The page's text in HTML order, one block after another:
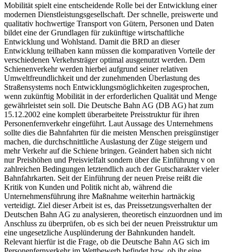
Mobilität spielt eine entscheidende Rolle bei der Entwicklung einer
modernen Dienstleistungsgesellschaft. Der schnelle, preiswerte und
qualitativ hochwertige Transport von Gütern, Personen und Daten
bildet eine der Grundlagen für zukünftige wirtschaftliche
Entwicklung und Wohlstand. Damit die BRD an dieser
Entwicklung teilhaben kann müssen die komparativen Vorteile der
verschiedenen Verkehrsträger optimal ausgenutzt werden. Dem
Schienenverkehr werden hierbei aufgrund seiner relativen
Umweltfreundlichkeit und der zunehmenden Überlastung des
Straßensystems noch Entwicklungsmöglichkeiten zugesprochen,
wenn zukünftig Mobilität in der erforderlichen Qualität und Menge
gewährleistet sein soll. Die Deutsche Bahn AG (DB AG) hat zum
15.12.2002 eine komplett überarbeitete Preisstruktur für ihren
Personenfernverkehr eingeführt. Laut Aussage des Unternehmens
sollte dies die Bahnfahrten für die meisten Menschen preisgünstiger
machen, die durchschnittliche Auslastung der Züge steigern und
mehr Verkehr auf die Schiene bringen. Geändert haben sich nicht
nur Preishöhen und Preisvielfalt sondern über die Einführung v on
zahlreichen Bedingungen letztendlich auch der Gutscharakter vieler
Bahnfahrkarten. Seit der Einführung der neuen Preise reißt die
Kritik von Kunden und Politik nicht ab, während die
Unternehmensführung ihre Maßnahme weiterhin hartnäckig
verteidigt. Ziel dieser Arbeit ist es, das Preissetzungsverhalten der
Deutschen Bahn AG zu analysieren, theoretisch einzuordnen und im
Anschluss zu überprüfen, ob es sich bei der neuen Preisstruktur um
eine ungesetzliche Ausplünderung der Bahnkunden handelt.
Relevant hierfür ist die Frage, ob die Deutsche Bahn AG sich im